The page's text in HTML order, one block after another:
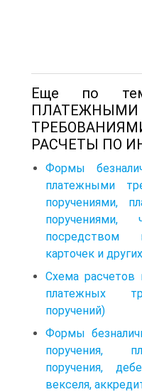
Еще по
ПЛАТЕЖНЫМИ
РАСЧЕТЫ ПО
Формы
платежными
поручениями,
поручениями,
посредством
карточек и других
Схема расчетов
платежных
поручений)
Формы
поручения,
поручения,
векселя,